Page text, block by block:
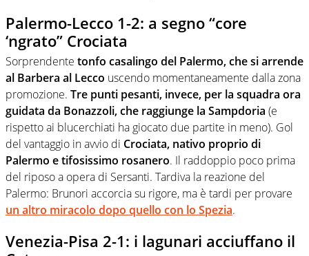
Palermo-Lecco 1-2: a segno “core
‘ngrato” Crociata
Sorprendente tonfo casalingo del Palermo, che si arrende
al Barbera al Lecco uscendo momentaneamente dalla zona
promozione. Tre punti pesanti, invece, per la squadra ora
guidata da Bonazzoli, che raggiunge la Sampdoria (e
rispetto ai blucerchiati ha giocato due partite in meno). Gol
del vantaggio in avvio di Crociata, nativo proprio di
Palermo e tifosissimo rosanero. Il raddoppio poco prima
del riposo a opera di Sersanti. Tardiva la reazione del
Palermo: Brunori accorcia su rigore, ma è tardi per provare
un altro miracolo dopo quello con lo Spezia.
Venezia-Pisa 2-1: i lagunari acciuffano il